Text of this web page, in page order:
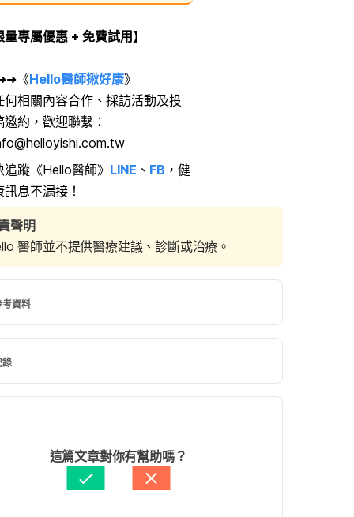
量專屬優惠 + 免費試用】
《Hello醫師揪好康》
何相關內容合作、採訪活動及投
邀約，歡迎聯繫：
追蹤《Hello醫師》 LINE 、 FB ，健
訊息不漏接！
聲明
醫師並不提供醫療建議、診斷或治療。
考資料
Not to Eat With Liver
http://www.livestrong.com/article/329642-
not-to-eat-with-liver-cancer/. Accessed
www.mayoclinic.org/healthy-
adult-health/in-depth/cancer-
art-20044816. Accessed September 12,
錄
Annia Liu
何懷德醫師
這篇文章對你有幫助嗎？